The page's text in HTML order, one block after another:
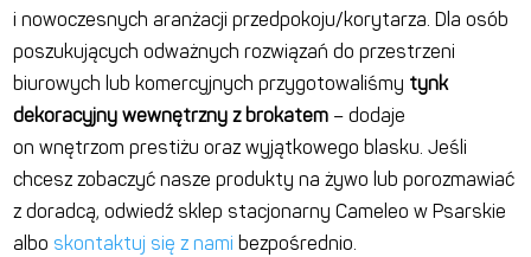
i nowoczesnych aranżacji przedpokoju/korytarza. Dla osób
poszukujących odważnych rozwiązań do przestrzeni
biurowych lub komercyjnych przygotowaliśmy tynk
dekoracyjny wewnętrzny z brokatem – dodaje
on wnętrzom prestiżu oraz wyjątkowego blasku. Jeśli
chcesz zobaczyć nasze produkty na żywo lub porozmawiać
z doradcą, odwiedź sklep stacjonarny Cameleo w Psarskie
albo skontaktuj się z namibezpośrednio.